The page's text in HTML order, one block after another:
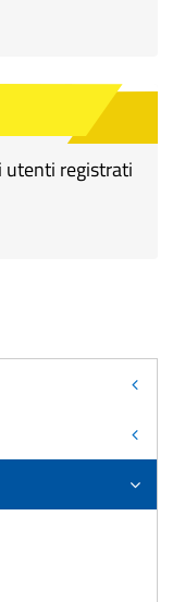
utenti registrati